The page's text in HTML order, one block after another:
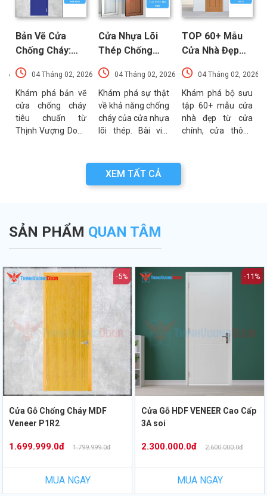
Bản Vẽ Cửa
Chống Cháy:
Chi Tiết Cấu
Tạo Và Tiêu
Chuẩn Kỹ Thuật
Mới Nhất
04 Tháng 02, 2026
Khám phá bản vẽ
cửa chống cháy
tiêu chuẩn từ
Thịnh Vượng Door.
sơ đồ cấu tạo và
các lưu ý quan
Cửa Nhựa Lõi
Thép Chống
Cháy: Cấu Tạo
Và Các Tiêu
Chuẩn An Toàn
PCCC Mới Nhất
04 Tháng 02, 2026
Khám phá sự thật
về khả năng chống
cháy của cửa nhựa
lõi thép. Bài viết
và các tiêu chuẩn
TOP 60+ Mẫu
Cửa Nhà Đẹp
Hiện Đại, Sang
Trọng Xu
Hướng Mới Nhất
04 Tháng 02, 2026
Khám phá bộ sưu
tập 60+ mẫu cửa
nhà đẹp từ cửa
chính, cửa thông
XEM TẤT CẢ
SẢN PHẨM QUAN TÂM
-5%
Cửa Gỗ Chống Cháy MDF
Veneer P1R2
1.699.999.0đ 1.799.999.0đ
MUA NGAY
-11%
Cửa Gỗ HDF VENEER Cao Cấp
3A soi
2.300.000.0đ 2.600.000.0đ
MUA NGAY